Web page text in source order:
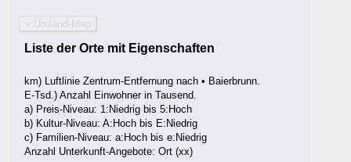
» Umland-Map
Liste der Orte mit Eigenschaften
km) Luftlinie Zentrum-Entfernung nach • Baierbrunn.
E-Tsd.) Anzahl Einwohner in Tausend.
a) Preis-Niveau: 1:Niedrig bis 5:Hoch
b) Kultur-Niveau: A:Hoch bis E:Niedrig
c) Familien-Niveau: a:Hoch bis e:Niedrig
Anzahl Unterkunft-Angebote: Ort (xx)